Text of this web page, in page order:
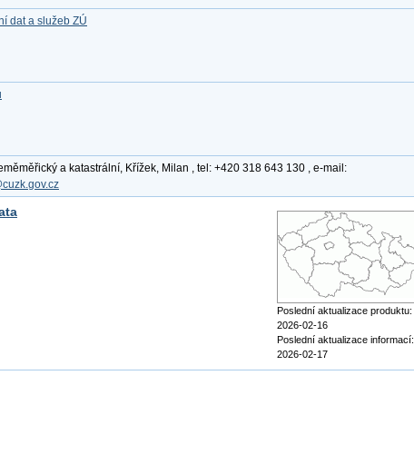
dat a služeb ZÚ
a katastrální, Křížek, Milan , tel: +420 318 643 130 , e-mail:
Poslední aktualizace produktu:
2026-02-16
Poslední aktualizace informací:
2026-02-17